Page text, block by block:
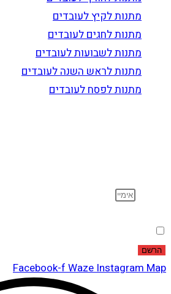
מתנות לקיץ לעובדים
מתנות לחגים לעובדים
מתנות לשבועות לעובדים
מתנות לראש השנה לעובדים
מתנות לפסח לעובדים
הרשם
Facebook-fWazeInstagramMap